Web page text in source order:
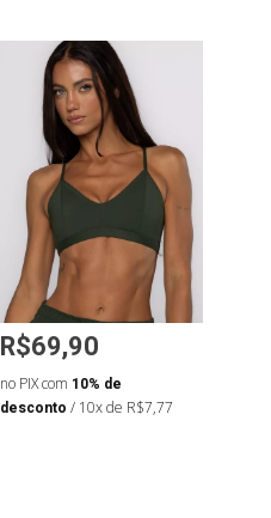
R$69,90
no PIX com 10% de
desconto / 10x de R$7,77